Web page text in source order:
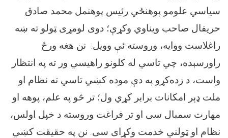
سیاسي علومو پوهنځي رئیس پوهنمل محمد صادق
حریفال صاحب ویناوي وکړې؛ دوی لومړی ټولو ته ښه
راغلاست ووایه، وروسته ئې وویل: نن هغه ورځ
راورسېده، چي تاسي له کلونو راهیسي ور ته په انتظار
واست، د زده‌کړو په دې موده کښي تاسي ته نظام او
ملت ډېر امکانات برابر کړي ول؛ تر څو په علم، پوهه او
مهارت سمبال سی او تر فراغت وروسته د خپل اولس،
نظام او ټولني خدمت وکړای سی. نن په حقیقت کښي